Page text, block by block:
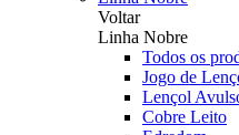
Voltar
Linha Nobre
Todos os
Jogo de
Lençol
Cobre Leito